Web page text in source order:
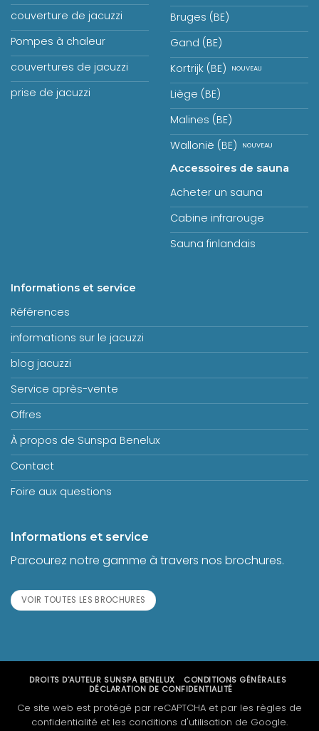
couverture de jacuzzi
Pompes à chaleur
couvertures de jacuzzi
prise de jacuzzi
Bruges (BE)
Gand (BE)
Kortrijk (BE)
Liège (BE)
Malines (BE)
Wallonië (BE)
Accessoires de sauna
Acheter un sauna
Cabine infrarouge
Sauna finlandais
Informations et service
Références
informations sur le jacuzzi
blog jacuzzi
Service après-vente
Offres
À propos de Sunspa Benelux
Contact
Foire aux questions
Informations et service
Parcourez notre gamme à travers nos brochures.
VOIR TOUTES LES BROCHURES
DROITS D'AUTEUR SUNSPA BENELUX
CONDITIONS GÉNÉRALES
DÉCLARATION DE CONFIDENTIALITÉ
Ce site web est protégé par reCAPTCHA et par les règles de
confidentialité et les conditions d'utilisation de Google.